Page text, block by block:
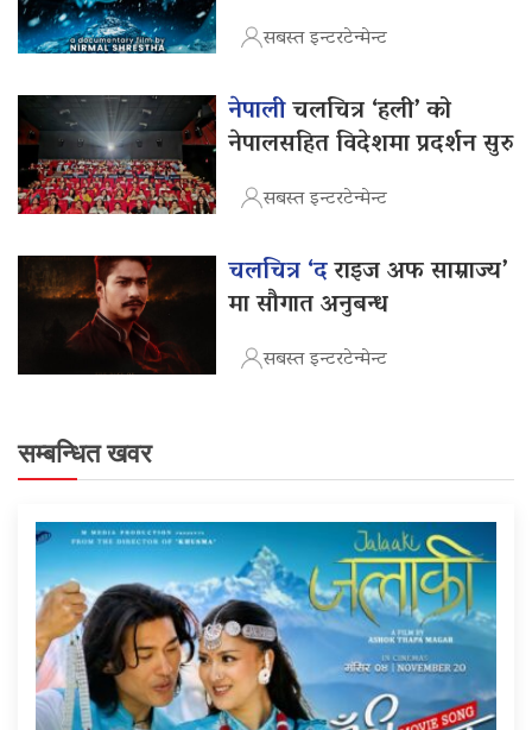
सबस्त इन्टरटेन्मेन्ट
नेपालीचलचित्र ‘हली’ को
नेपालसहित विदेशमा प्रदर्शन सुरु
सबस्त इन्टरटेन्मेन्ट
चलचित्र ‘दराइज अफ साम्राज्य’
मा सौगात अनुबन्ध
सबस्त इन्टरटेन्मेन्ट
सम्बन्धित खवर